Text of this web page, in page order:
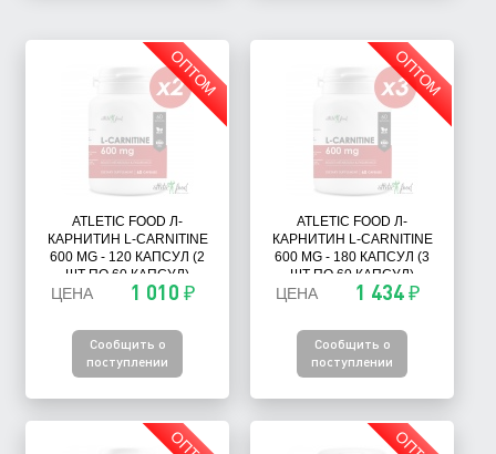
ОПТОМ
ATLETIC FOOD Л-
КАРНИТИН L-CARNITINE
600 MG - 120 КАПСУЛ (2
ШТ ПО 60 КАПСУЛ)
ЦЕНА 1 010 ₽
Сообщить о
поступлении
ОПТОМ
ATLETIC FOOD Л-
КАРНИТИН L-CARNITINE
600 MG - 180 КАПСУЛ (3
ШТ ПО 60 КАПСУЛ)
ЦЕНА 1 434 ₽
Сообщить о
поступлении